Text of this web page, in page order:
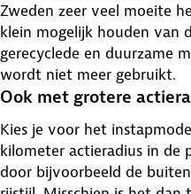
Zweden zeer veel moeite
klein mogelijk houden van
gerecyclede en duurzame
wordt niet meer gebruikt.
Ook met grotere
Kies je voor het
kilometer actieradius in de
door bijvoorbeeld de